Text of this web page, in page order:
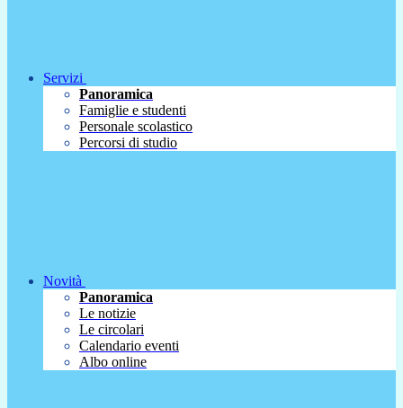
Servizi
Panoramica
Famiglie e studenti
Personale scolastico
Percorsi di studio
Novità
Panoramica
Le notizie
Le circolari
Calendario eventi
Albo online